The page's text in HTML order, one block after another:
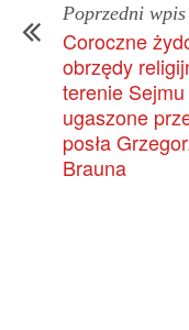
Poprzedni wpis
Coroczne
obrzędy
terenie Sejmu
ugaszone
posła
Brauna